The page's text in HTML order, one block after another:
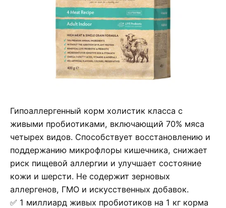
Гипоаллергенный корм холистик класса с
живыми пробиотиками, включающий 70% мяса
четырех видов. Способствует восстановлению и
поддержанию микрофлоры кишечника, снижает
риск пищевой аллергии и улучшает состояние
кожи и шерсти. Не содержит зерновых
аллергенов, ГМО и искусственных добавок.
✅ 1 миллиард живых пробиотиков на 1 кг корма